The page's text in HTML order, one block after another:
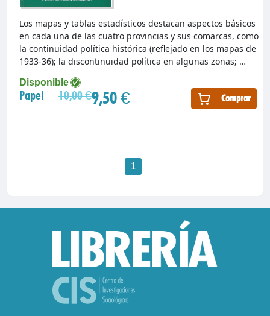
Disponible
Papel 10,00 €9,50 € Comprar
Los mapas y tablas estadísticos destacan aspectos básicos
en cada una de las cuatro provincias y sus comarcas, como
la continuidad política histórica (reflejado en los mapas de
1933-36); la discontinuidad política en algunas zonas; …
1